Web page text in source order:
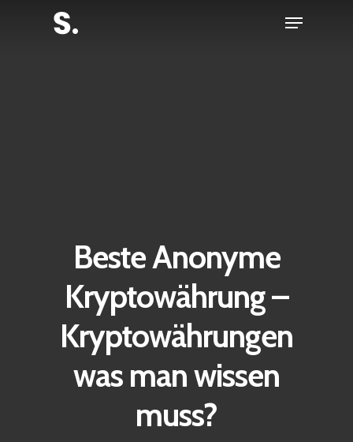
Menu
Beste Anonyme
Kryptowährung –
Kryptowährungen
was man wissen
muss?